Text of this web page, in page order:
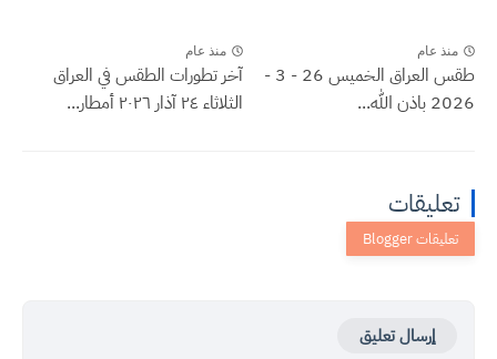
منذ عام
طقس العراق الخميس 26 - 3 -
2026 باذن الله...
منذ عام
آخر تطورات الطقس في العراق
الثلاثاء ٢٤ آذار ٢٠٢٦ أمطار...
تعليقات
إرسال تعليق